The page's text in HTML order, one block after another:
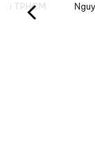
Nguyên Kiểm